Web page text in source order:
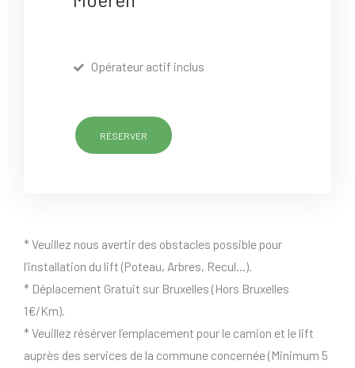
Opérateur actif inclus
RÉSERVER
* Veuillez nous avertir des obstacles possible pour
l’installation du lift (Poteau, Arbres, Recul…).
* Déplacement Gratuit sur Bruxelles (Hors Bruxelles
1€/Km).
* Veuillez résérver l’emplacement pour le camion et le lift
auprès des services de la commune concernée (Minimum 5